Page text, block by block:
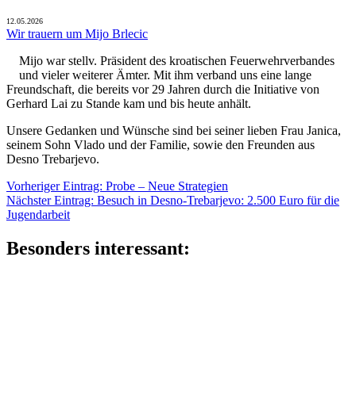
12.05.2026
Wir trauern um Mijo Brlecic
Mijo war stellv. Präsident des kroatischen Feuerwehrverbandes
und vieler weiterer Ämter. Mit ihm verband uns eine lange
Freundschaft, die bereits vor 29 Jahren durch die Initiative von
Gerhard Lai zu Stande kam und bis heute anhält.
Unsere Gedanken und Wünsche sind bei seiner lieben Frau Janica,
seinem Sohn Vlado und der Familie, sowie den Freunden aus
Desno Trebarjevo.
Beitragsnavigation
Vorheriger Eintrag: Vorheriger
Eintrag:
Probe – Neue Strategien
Nächster Eintrag: Nächster
Besuch in Desno-Trebarjevo: 2.500 Euro für die
Jugendarbeit
Besonders interessant: